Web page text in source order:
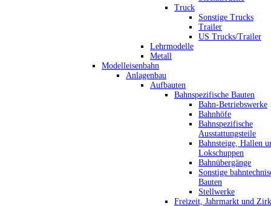
Truck
Sonstige Trucks
Trailer
US Trucks/Trailer
Lehrmodelle
Metall
Modelleisenbahn
Anlagenbau
Aufbauten
Bahnspezifische Bauten
Bahn-Betriebswerke
Bahnhöfe
Bahnspezifische
Ausstattungsteile
Bahnsteige, Hallen
Lokschuppen
Bahnübergänge
Sonstige
Bauten
Stellwerke
Freizeit, Jahrmarkt und